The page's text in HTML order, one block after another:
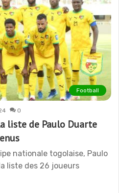
Football
0
liste de Paulo Duarte
nationale togolaise, Paulo
liste des 26 joueurs